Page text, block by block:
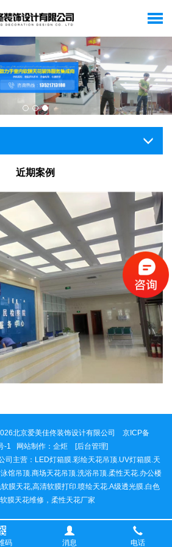
近期案例
北京爱美佳佟装饰设计有限公司 京ICP备
-1 网站制作： 企炬
[后台管理]
司主营：LED灯箱膜.彩绘天花吊顶.UV灯箱膜.天
馆吊顶.商场天花吊顶.洗浴吊顶.柔性天花.办公楼
膜天花,高清软膜打印.喷绘天花.A级透光膜.白色
膜天花维修，柔性天花厂家
码 消息 电话